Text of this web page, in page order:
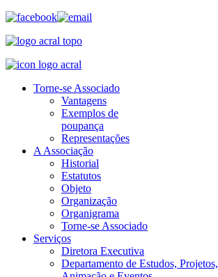
Torne-se Associado
Vantagens
Exemplos de
poupança
Representações
A Associação
Historial
Estatutos
Objeto
Organização
Organigrama
Torne-se Associado
Serviços
Diretora Executiva
Departamento de Estudos, Projetos,